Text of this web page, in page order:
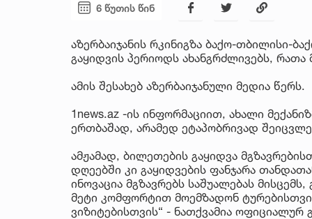
6 წუთის წინ
აზერბაიჯანის რკინიგზა ბაქო-თბილისი-
გაყიდვის პერიოდს ახანგრძლივებს,
ამის შესახებ აზერბაიჯანული მედია წერს.
1news.az -ის ინფორმაციით, ახალი
ერთბაშად, არამედ ეტაპობრივად
ამჟამად, ბილეთების გაყიდვა
დღეებში კი გაყიდვების ფანჯარა
ინოვაცია მგზავრებს საშუალებას
მეტი კომფორტით მოემზადონ
ვიზიტებისთვის“ - ნათქვამია ოფიციალურ